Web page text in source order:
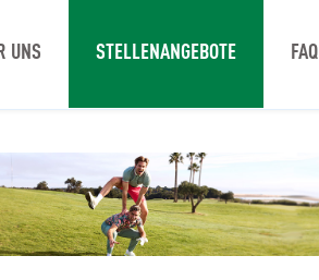
UNS STELLENANGEBOTE FAQ